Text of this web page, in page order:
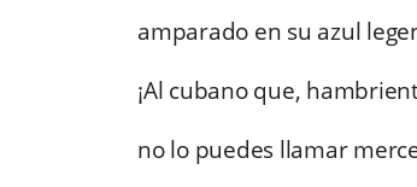
amparado en su azul
¡Al cubano que,
no lo puedes llamar